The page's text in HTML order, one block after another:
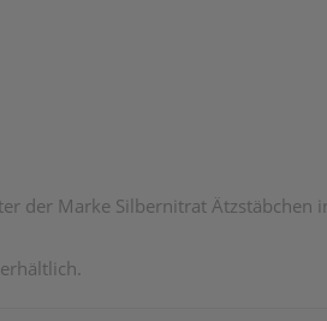
der Marke Silbernitrat Ätzstäbchen
erhältlich.